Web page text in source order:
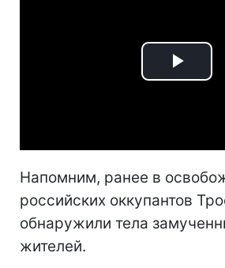
Play
Напомним, ранее в
российских оккупантов
обнаружили тела
жителей.